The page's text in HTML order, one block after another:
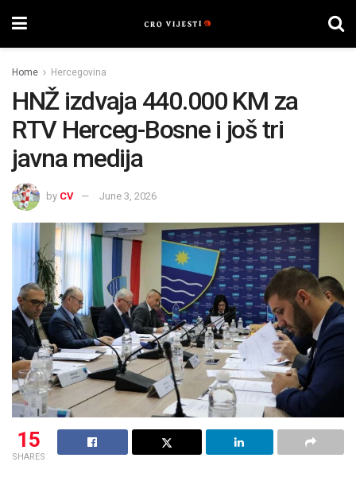
Home Hercegovina
HNŽ izdvaja 440.000 KM za
RTV Herceg-Bosne i još tri
javna medija
by CV June 3, 2026
15
SHARES